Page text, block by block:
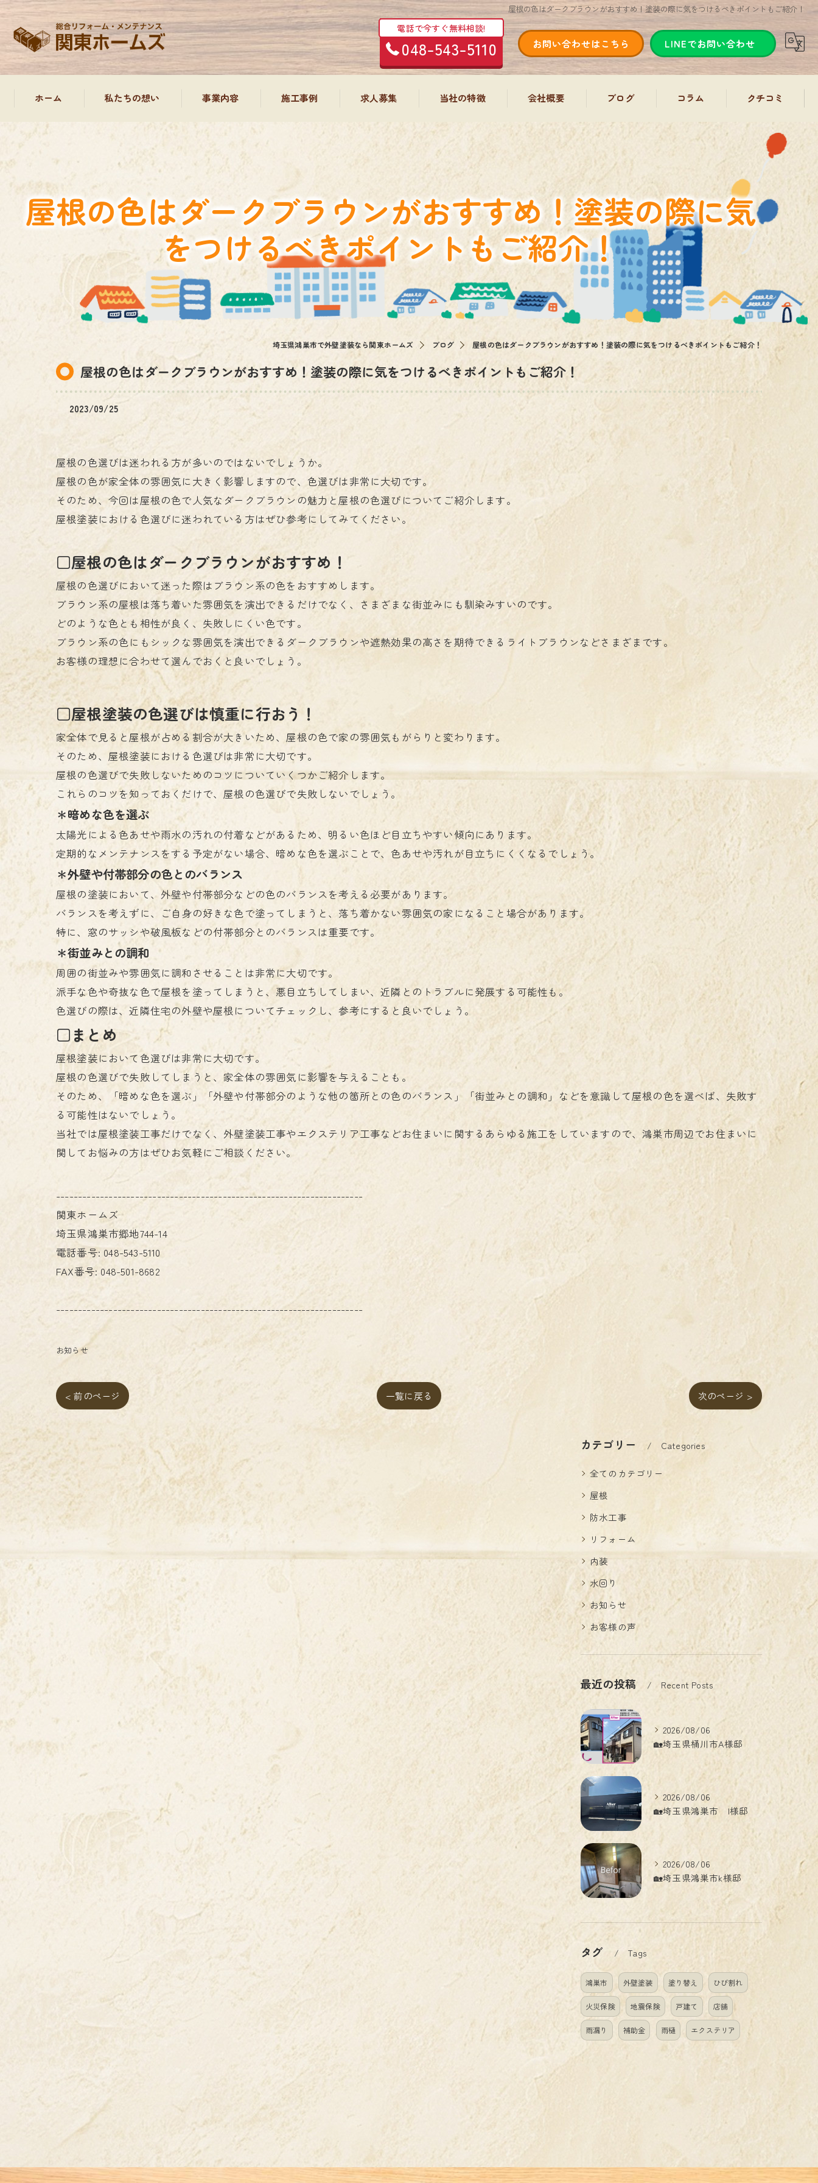
屋根の色はダークブラウンがおすすめ！塗装の際に気をつけるべきポイントもご紹介！
電話で今すぐ無料相談!
048-543-5110 お問い合わせはこちら LINEでお問い合わせ
ホーム 私たちの想い 事業内容
外装塗装工事、屋根塗装工事
防水工事について
雨樋工事
水回り工事
電気工事
外構工事
エアコン工事・清掃
増改築工事
その他
施工事例 求人募集 当社の特徴
屋根
リフォーム
内装
水回り
会社概要 ブログ コラム クチコミ
屋根の色はダークブラウンがおすすめ！塗装の際に気
をつけるべきポイントもご紹介！
埼玉県鴻巣市で外壁塗装なら関東ホームズ ブログ 屋根の色はダークブラウンがおすすめ！塗装の際に気をつけるべきポイントもご紹介！
屋根の色はダークブラウンがおすすめ！塗装の際に気をつけるべきポイントもご紹介！
2023/09/25
屋根の色選びは迷われる方が多いのではないでしょうか。
屋根の色が家全体の雰囲気に大きく影響しますので、色選びは非常に大切です。
そのため、今回は屋根の色で人気なダークブラウンの魅力と屋根の色選びについてご紹介します。
屋根塗装における色選びに迷われている方はぜひ参考にしてみてください。
□屋根の色はダークブラウンがおすすめ！
屋根の色選びにおいて迷った際はブラウン系の色をおすすめします。
ブラウン系の屋根は落ち着いた雰囲気を演出できるだけでなく、さまざまな街並みにも馴染みすいのです。
どのような色とも相性が良く、失敗しにくい色です。
ブラウン系の色にもシックな雰囲気を演出できるダークブラウンや遮熱効果の高さを期待できるライトブラウンなどさまざまです。
お客様の理想に合わせて選んでおくと良いでしょう。
□屋根塗装の色選びは慎重に行おう！
家全体で見ると屋根が占める割合が大きいため、屋根の色で家の雰囲気もがらりと変わります。
そのため、屋根塗装における色選びは非常に大切です。
屋根の色選びで失敗しないためのコツについていくつかご紹介します。
これらのコツを知っておくだけで、屋根の色選びで失敗しないでしょう。
＊暗めな色を選ぶ
太陽光による色あせや雨水の汚れの付着などがあるため、明るい色ほど目立ちやすい傾向にあります。
定期的なメンテナンスをする予定がない場合、暗めな色を選ぶことで、色あせや汚れが目立ちにくくなるでしょう。
＊外壁や付帯部分の色とのバランス
屋根の塗装において、外壁や付帯部分などの色のバランスを考える必要があります。
バランスを考えずに、ご自身の好きな色で塗ってしまうと、落ち着かない雰囲気の家になること場合があります。
特に、窓のサッシや破風板などの付帯部分とのバランスは重要です。
＊街並みとの調和
周囲の街並みや雰囲気に調和させることは非常に大切です。
派手な色や奇抜な色で屋根を塗ってしまうと、悪目立ちしてしまい、近隣とのトラブルに発展する可能性も。
色選びの際は、近隣住宅の外壁や屋根についてチェックし、参考にすると良いでしょう。
□まとめ
屋根塗装において色選びは非常に大切です。
屋根の色選びで失敗してしまうと、家全体の雰囲気に影響を与えることも。
そのため、「暗めな色を選ぶ」「外壁や付帯部分のような他の箇所との色のバランス」「街並みとの調和」などを意識して屋根の色を選べば、失敗す
る可能性はないでしょう。
当社では屋根塗装工事だけでなく、外壁塗装工事やエクステリア工事などお住まいに関するあらゆる施工をしていますので、鴻巣市周辺でお住まいに
関してお悩みの方はぜひお気軽にご相談ください。
----------------------------------------------------------------------
関東ホームズ
埼玉県鴻巣市郷地744-14
電話番号: 048-543-5110
FAX番号: 048-501-8682
----------------------------------------------------------------------
お知らせ
< 前のページ 一覧に戻る 次のページ >
カテゴリー Categories
全てのカテゴリー
屋根
防水工事
リフォーム
内装
水回り
お知らせ
お客様の声
最近の投稿 Recent Posts
2026/08/06
🏡埼玉県桶川市A様邸
2026/08/06
🏡埼玉県鴻巣市 I様邸
2026/08/06
🏡埼玉県鴻巣市k様邸
タグ Tags
鴻巣市 外壁塗装 塗り替え ひび割れ
火災保険 地震保険 戸建て 店舗
雨漏り 補助金 雨樋 エクステリア